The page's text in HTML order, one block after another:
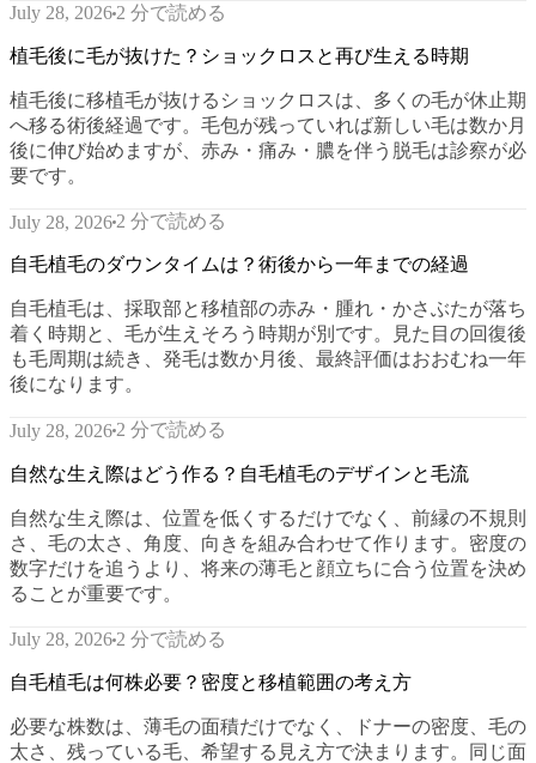
July 28, 2026 2 分で読める
植毛後に毛が抜けた？ショックロスと再び生える時期
植毛後に移植毛が抜けるショックロスは、多くの毛が休止期
へ移る術後経過です。毛包が残っていれば新しい毛は数か月
後に伸び始めますが、赤み・痛み・膿を伴う脱毛は診察が必
要です。
July 28, 2026 2 分で読める
自毛植毛のダウンタイムは？術後から一年までの経過
自毛植毛は、採取部と移植部の赤み・腫れ・かさぶたが落ち
着く時期と、毛が生えそろう時期が別です。見た目の回復後
も毛周期は続き、発毛は数か月後、最終評価はおおむね一年
後になります。
July 28, 2026 2 分で読める
自然な生え際はどう作る？自毛植毛のデザインと毛流
自然な生え際は、位置を低くするだけでなく、前縁の不規則
さ、毛の太さ、角度、向きを組み合わせて作ります。密度の
数字だけを追うより、将来の薄毛と顔立ちに合う位置を決め
ることが重要です。
July 28, 2026 2 分で読める
自毛植毛は何株必要？密度と移植範囲の考え方
必要な株数は、薄毛の面積だけでなく、ドナーの密度、毛の
太さ、残っている毛、希望する見え方で決まります。同じ面